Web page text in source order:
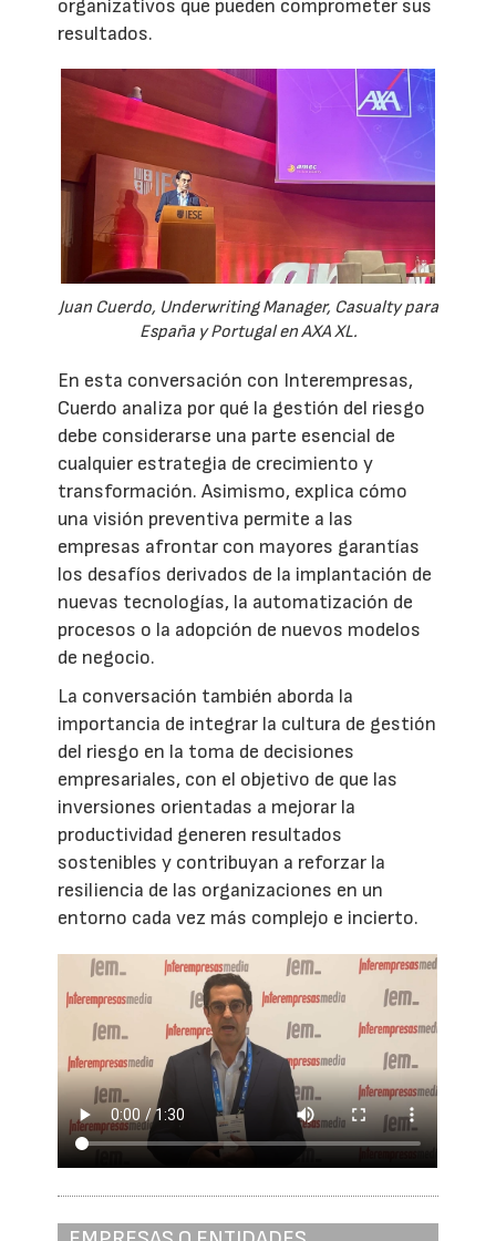
organizativos que pueden comprometer sus
resultados.
Juan Cuerdo, Underwriting Manager, Casualty para
España y Portugal en AXA XL.
En esta conversación con Interempresas,
Cuerdo analiza por qué la gestión del riesgo
debe considerarse una parte esencial de
cualquier estrategia de crecimiento y
transformación. Asimismo, explica cómo
una visión preventiva permite a las
empresas afrontar con mayores garantías
los desafíos derivados de la implantación de
nuevas tecnologías, la automatización de
procesos o la adopción de nuevos modelos
de negocio.
La conversación también aborda la
importancia de integrar la cultura de gestión
del riesgo en la toma de decisiones
empresariales, con el objetivo de que las
inversiones orientadas a mejorar la
productividad generen resultados
sostenibles y contribuyan a reforzar la
resiliencia de las organizaciones en un
entorno cada vez más complejo e incierto.